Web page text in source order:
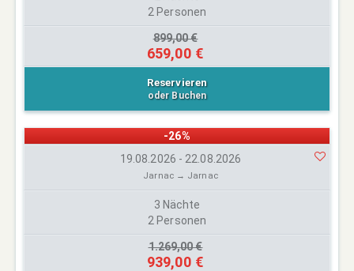
2 Personen
899,00 €
659,00 €
Reservieren
oder Buchen
-26%
19.08.2026 - 22.08.2026
Jarnac → Jarnac
3 Nächte
2 Personen
1.269,00 €
939,00 €